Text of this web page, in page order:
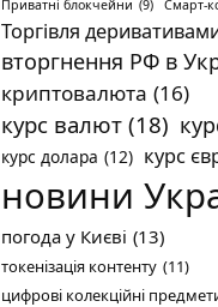
Приватні блокчейни (9) Смарт-
Торгівля
вторгнення РФ в
криптовалюта (16)
курс валют (18)
курс долара (12) курс
новини
погода у Києві (13)
токенізація контенту (11)
цифрові колекційні